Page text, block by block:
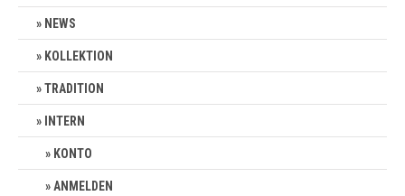
NEWS
KOLLEKTION
TRADITION
INTERN
KONTO
ANMELDEN